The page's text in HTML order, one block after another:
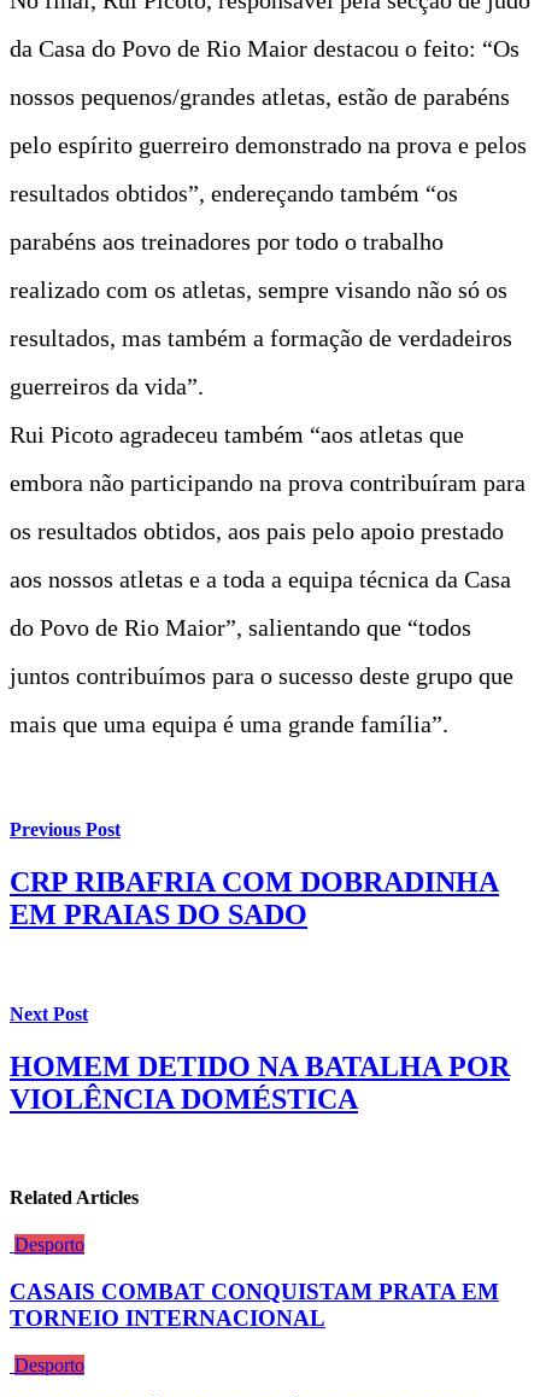
da Casa do Povo de Rio Maior destacou o feito: “Os
nossos pequenos/grandes atletas, estão de parabéns
pelo espírito guerreiro demonstrado na prova e pelos
resultados obtidos”, endereçando também “os
parabéns aos treinadores por todo o trabalho
realizado com os atletas, sempre visando não só os
resultados, mas também a formação de verdadeiros
guerreiros da vida”.
Rui Picoto agradeceu também “aos atletas que
embora não participando na prova contribuíram para
os resultados obtidos, aos pais pelo apoio prestado
aos nossos atletas e a toda a equipa técnica da Casa
do Povo de Rio Maior”, salientando que “todos
juntos contribuímos para o sucesso deste grupo que
mais que uma equipa é uma grande família”.
Previous Post
CRP RIBAFRIA COM DOBRADINHA
EM PRAIAS DO SADO
Next Post
HOMEM DETIDO NA BATALHA POR
VIOLÊNCIA DOMÉSTICA
Related Articles
Desporto
CASAIS COMBAT CONQUISTAM PRATA EM
TORNEIO INTERNACIONAL
Desporto